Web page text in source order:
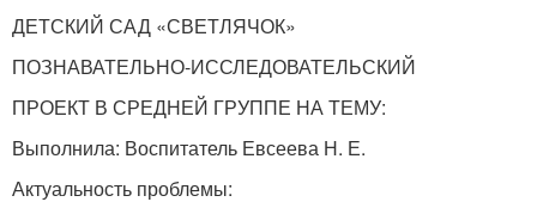
ДЕТСКИЙ САД «СВЕТЛЯЧОК»
ПОЗНАВАТЕЛЬНО-ИССЛЕДОВАТЕЛЬСКИЙ
ПРОЕКТ В СРЕДНЕЙ ГРУППЕ НА ТЕМУ:
Выполнила: Воспитатель Евсеева Н. Е.
Актуальность проблемы: